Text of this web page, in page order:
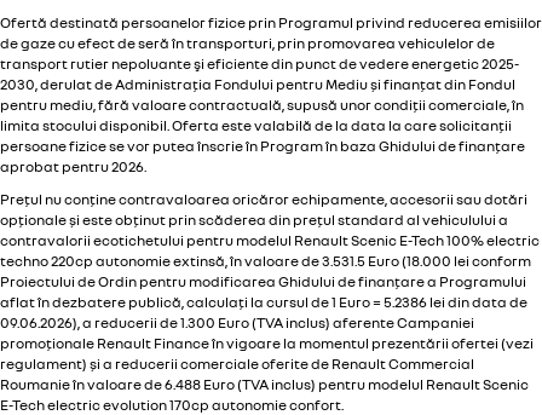
Ofertă destinată persoanelor fizice prin Programul privind reducerea emisiilor
de gaze cu efect de seră în transporturi, prin promovarea vehiculelor de
transport rutier nepoluante şi eficiente din punct de vedere energetic 2025-
2030, derulat de Administrația Fondului pentru Mediu și finanțat din Fondul
pentru mediu, fără valoare contractuală, supusă unor condiții comerciale, în
limita stocului disponibil. Oferta este valabilă de la data la care solicitanții
persoane fizice se vor putea înscrie în Program în baza Ghidului de finanțare
aprobat pentru 2026.
Prețul nu conține contravaloarea oricăror echipamente, accesorii sau dotări
opționale și este obținut prin scăderea din prețul standard al vehiculului a
contravalorii ecotichetului pentru modelul Renault Scenic E-Tech 100% electric
techno 220cp autonomie extinsă, în valoare de 3.531.5 Euro (18.000 lei conform
Proiectului de Ordin pentru modificarea Ghidului de finanțare a Programului
aflat în dezbatere publică, calculați la cursul de 1 Euro = 5.2386 lei din data de
09.06.2026), a reducerii de 1.300 Euro (TVA inclus) aferente Campaniei
promoționale Renault Finance în vigoare la momentul prezentării ofertei (vezi
regulament) și a reducerii comerciale oferite de Renault Commercial
Roumanie în valoare de 6.488 Euro (TVA inclus) pentru modelul Renault Scenic
E-Tech electric evolution 170cp autonomie confort.